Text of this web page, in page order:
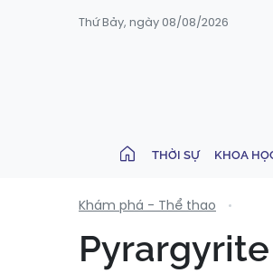
Thứ Bảy, ngày 08/08/2026
THỜI SỰ KHOA
Khám phá - Thể thao